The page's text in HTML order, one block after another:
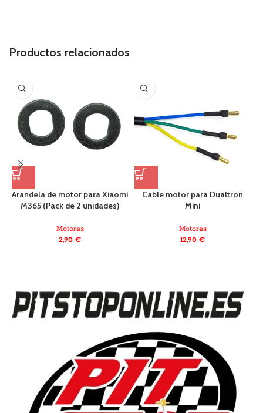
Productos relacionados
Arandela de motor para Xiaomi
M365 (Pack de 2 unidades)
Motores
2,90€
Cable motor para Dualtron
Mini
Motores
12,90€